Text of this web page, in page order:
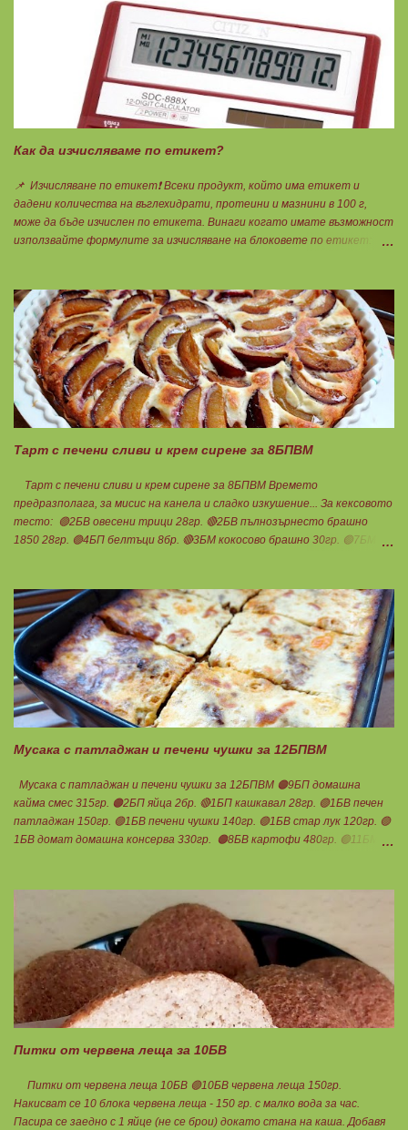
и по този начин се избягват проблемите със алергии, задържане на
вода, подуване на стомаха, диария или друг тип дискомфорт.
Как да изчисляваме по етикет?
📌 Изчисляване по етикет❗ Всеки продукт, който има етикет и
дадени количества на въглехидрати, протеини и мазнини в 100 г,
може да бъде изчислен по етикета. Винаги когато имате възможност
използвайте формулите за изчисляване на блоковете по етикет:
въглехидрати в 100 г = количеството въглехидрати за 1 блок.
Мазнини: 150 : количеството мазнини в 100 г продукт = мазнините за
1 блок.
Тарт с печени сливи и крем сирене за 8БПВМ
Тарт с печени сливи и крем сирене за 8БПВМ Времето
предразполага, за мисис на канела и сладко изкушение... За кексовото
тесто: 🟢2БВ овесени трици 28гр. 🔴2БВ пълнозърнесто брашно
1850 28гр. 🟢4БП белтъци 8бр. 🔴3БМ кокосово брашно 30гр. 🟢7БМ
добре и се оставя на страна да набъбне. За чийз крема: 🟢3БП
обезмаслено крем сирене Кауфланд 200гр. + 1 равна с.л скир 🟠1БП
яйце 1бр. Ванилия Не подслаждам! За отгоре: 🟢4БВ сини сливи
360гр. Канела Мазнините са удвоени за белтъците и крем сиренето!
В голяма силиконова форма за тарт, разпределих така: 🥧1- ви слой
от кексово тесто 🥧2- ри слой чийз крем 🥧3- ти слой нарязани сини
сливи Канелата поръсих след изпичане, за да не е много натрапчива и
в голямо количество. Сладкиша изпекох в загрята фурна на 180
Мусака с патладжан и печени чушки за 12БПВМ
Мусака с патладжан и печени чушки за 12БПВМ 🟠9БП домашна
кайма смес 315гр. 🟠2БП яйца 2бр. 🔴1БП кашкавал 28гр. 🟢1БВ печен
патладжан 150гр. 🟢1БВ печени чушки 140гр. 🟢1БВ стар лук 120гр. 🟢
1БВ домат домашна консерва 330гр. 🟠8БВ картофи 480гр. 🟢11БМ
лука и картофите. Всичко останало с3 нарязва и добавя към сместа.
Пече се до готовност. Заливката е от яйца,кашкавал и 150гр. кисело
мляко. Цялото количество можете да разпределите на порции и да
хапвате както предпочитате. Нека да ни е вкусно заедно! Люси
Питки от червена леща за 10БВ
Питки от червена леща 10БВ 🟢10БВ червена леща 150гр.
Накисват се 10 блока червена леща - 150 гр. с малко вода за час.
Пасира се заедно с 1 яйце (не се брои) докато стана на каша. Добавя